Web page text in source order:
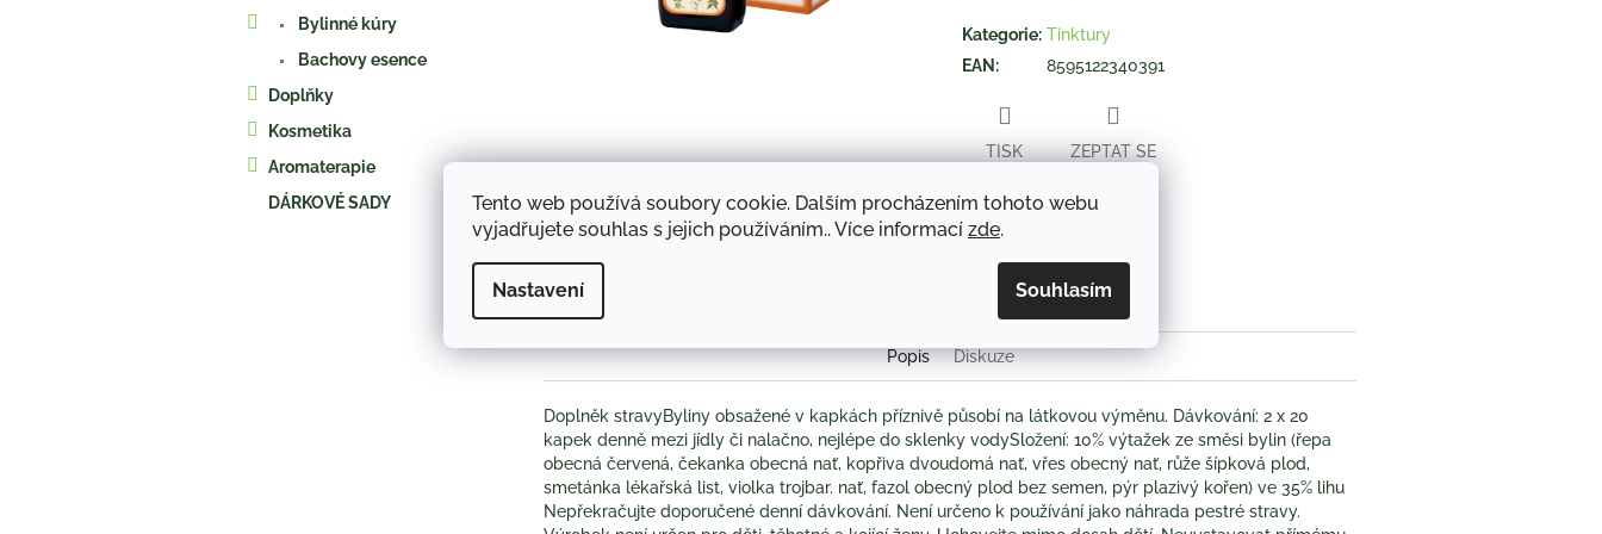
Tento web používá soubory cookie. Dalším procházením tohoto webu
vyjadřujete souhlas s jejich používáním.. Více informací zde.
Nastavení Souhlasím
Bylinné kúry
Bachovy esence
Doplňky
Kosmetika
Aromaterapie
DÁRKOVÉ SADY
Kategorie: Tinktury
EAN: 8595122340391
TISK ZEPTAT SE
Popis Diskuze
Doplněk stravyByliny obsažené v kapkách příznivě působí na látkovou výměnu. Dávkování: 2 x 20
kapek denně mezi jídly či nalačno, nejlépe do sklenky vodySložení: 10% výtažek ze směsi bylin (řepa
obecná červená, čekanka obecná nať, kopřiva dvoudomá nať, vřes obecný nať, růže šípková plod,
smetánka lékařská list, violka trojbar. nať, fazol obecný plod bez semen, pýr plazivý kořen) ve 35% lihu
Nepřekračujte doporučené denní dávkování. Není určeno k používání jako náhrada pestré stravy.